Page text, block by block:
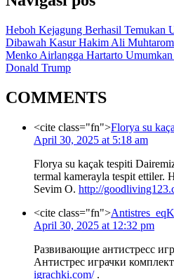
Heboh Kejagung Berhasil Temukan
Dibawah Kasur Hakim Ali Muhtarom
Menko Airlangga Hartarto
Donald Trump
COMMENTS
<cite class="fn">Florya su
April 30, 2025 at 5:18 am
Florya su kaçak tespiti
termal kamerayla tespit ettiler.
Sevim O. http://
<cite class="fn">
April 30, 2025 at 12:32 pm
Развивающие антистресс
Антистрес играчки комплект
igrachki.com/.